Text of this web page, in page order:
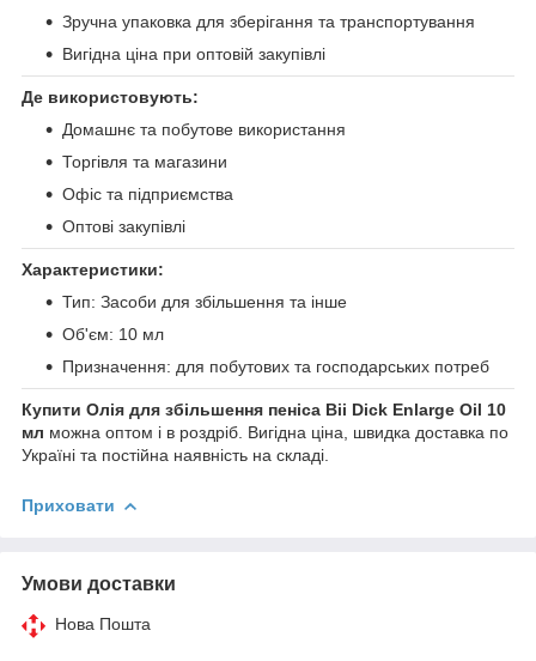
Зручна упаковка для зберігання та транспортування
Вигідна ціна при оптовій закупівлі
Де використовують:
Домашнє та побутове використання
Торгівля та магазини
Офіс та підприємства
Оптові закупівлі
Характеристики:
Тип: Засоби для збільшення та інше
Об'єм: 10 мл
Призначення: для побутових та господарських потреб
Купити Олія для збільшення пеніса Bii Dick Enlarge Oil 10
мл можна оптом і в роздріб. Вигідна ціна, швидка доставка по
Україні та постійна наявність на складі.
Приховати
Умови доставки
Нова Пошта